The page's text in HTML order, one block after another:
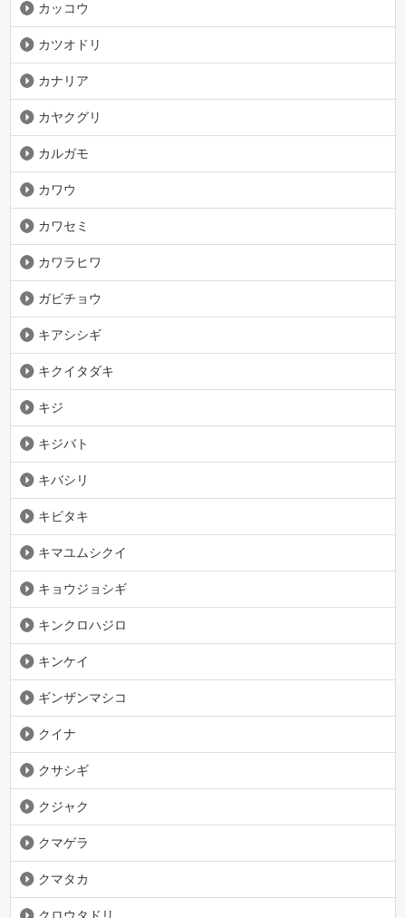
カッコウ
カツオドリ
カナリア
カヤクグリ
カルガモ
カワウ
カワセミ
カワラヒワ
ガビチョウ
キアシシギ
キクイタダキ
キジ
キジバト
キバシリ
キビタキ
キマユムシクイ
キョウジョシギ
キンクロハジロ
キンケイ
ギンザンマシコ
クイナ
クサシギ
クジャク
クマゲラ
クマタカ